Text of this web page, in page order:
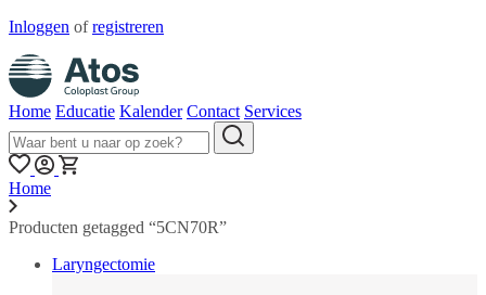
Inloggen ofregistreren
Home Educatie Kalender Contact Services
Home
Producten getagged “5CN70R”
Laryngectomie